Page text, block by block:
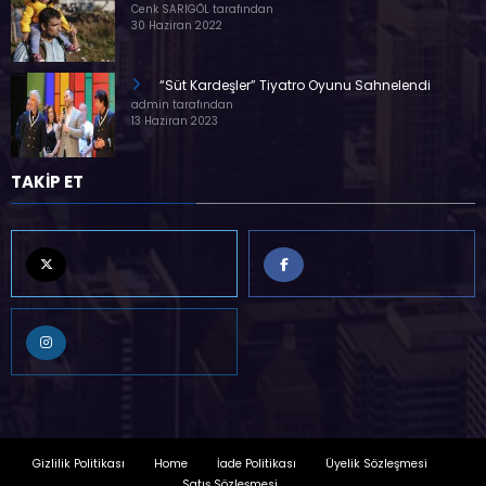
Cenk SARIGÖL tarafından
30 Haziran 2022
“Süt Kardeşler” Tiyatro Oyunu Sahnelendi
admin tarafından
13 Haziran 2023
TAKİP ET
Gizlilik Politikası Home İade Politikası
Üyelik Sözleşmesi